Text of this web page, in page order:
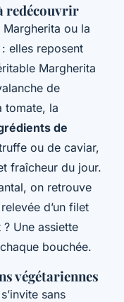
redécouvrir
ou la
elles reposent
Margherita
de
tomate, la
de
ou de caviar,
fraîcheur du jour.
on retrouve
d’un filet
? Une assiette
bouchée.
végétariennes
sans